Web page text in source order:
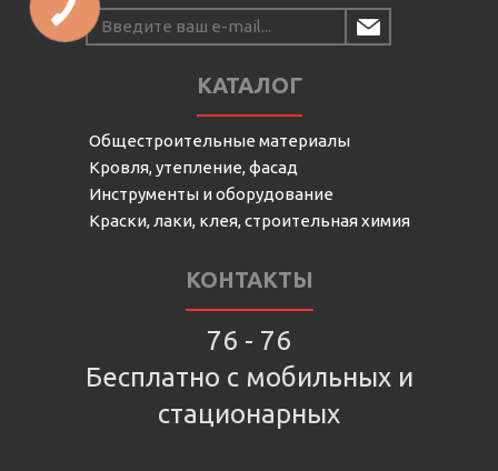
КАТАЛОГ
Общестроительные материалы
Кровля, утепление, фасад
Инструменты и оборудование
Краски, лаки, клея, строительная химия
КОНТАКТЫ
76 - 76
Бесплатно с мобильных и
стационарных